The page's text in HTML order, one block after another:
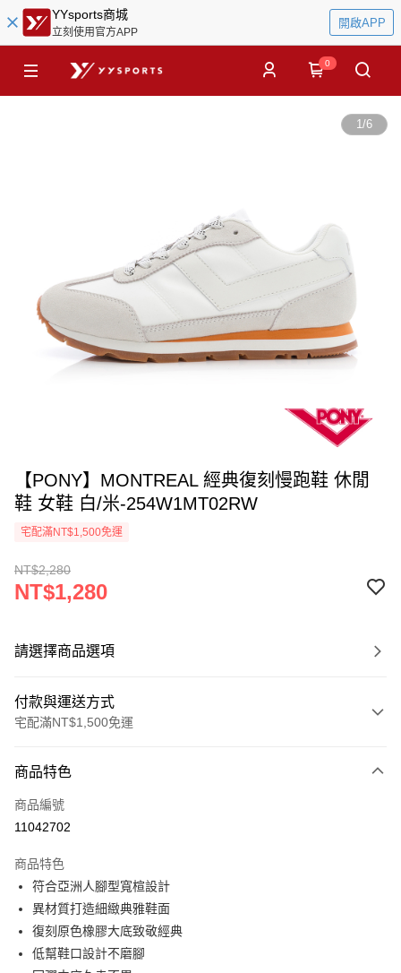
YYsports商城
立刻使用官方APP
開啟APP
0
1/6
【PONY】MONTREAL 經典復刻慢跑鞋 休閒
鞋 女鞋 白/米-254W1MT02RW
宅配滿NT$1,500免運
NT$2,280
NT$1,280
請選擇商品選項
付款與運送方式
宅配滿NT$1,500免運
信用卡一次付款
信用卡分期付款
合作金庫商業銀行
華南商業銀行
上海商業儲蓄銀行
國泰世華商業銀行
臺灣中小企業銀行
匯豐（台灣）商業銀行
LINE Pay
Apple Pay
悠遊付
商品特色
商品編號
11042702
商品特色
符合亞洲人腳型寬楦設計
異材質打造細緻典雅鞋面
復刻原色橡膠大底致敬經典
低幫鞋口設計不磨腳